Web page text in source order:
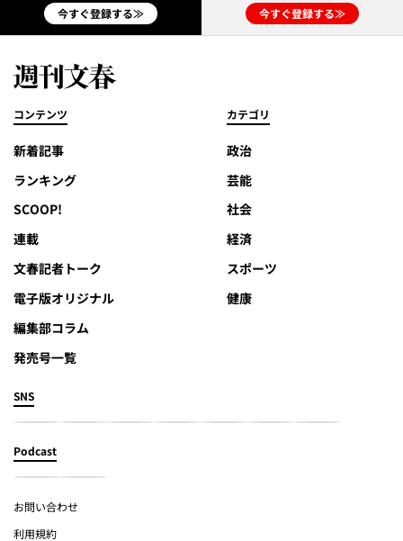
今すぐ登録する≫ 今すぐ登録する≫
コンテンツ
新着記事
ランキング
SCOOP!
連載
文春記者トーク
電子版オリジナル
編集部コラム
発売号一覧
カテゴリ
政治
芸能
社会
経済
スポーツ
健康
SNS
Podcast
お問い合わせ
利用規約